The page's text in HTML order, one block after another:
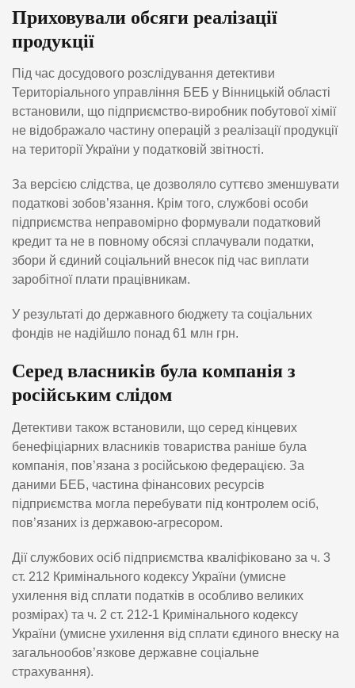
Приховували обсяги реалізації
продукції
Під час досудового розслідування детективи
Територіального управління БЕБ у Вінницькій області
встановили, що підприємство-виробник побутової хімії
не відображало частину операцій з реалізації продукції
на території України у податковій звітності.
За версією слідства, це дозволяло суттєво зменшувати
податкові зобов’язання. Крім того, службові особи
підприємства неправомірно формували податковий
кредит та не в повному обсязі сплачували податки,
збори й єдиний соціальний внесок під час виплати
заробітної плати працівникам.
У результаті до державного бюджету та соціальних
фондів не надійшло понад 61 млн грн.
Серед власників була компанія з
російським слідом
Детективи також встановили, що серед кінцевих
бенефіціарних власників товариства раніше була
компанія, пов’язана з російською федерацією. За
даними БЕБ, частина фінансових ресурсів
підприємства могла перебувати під контролем осіб,
пов’язаних із державою-агресором.
Дії службових осіб підприємства кваліфіковано за ч. 3
ст. 212 Кримінального кодексу України (умисне
ухилення від сплати податків в особливо великих
розмірах) та ч. 2 ст. 212-1 Кримінального кодексу
України (умисне ухилення від сплати єдиного внеску на
загальнообов’язкове державне соціальне
страхування).